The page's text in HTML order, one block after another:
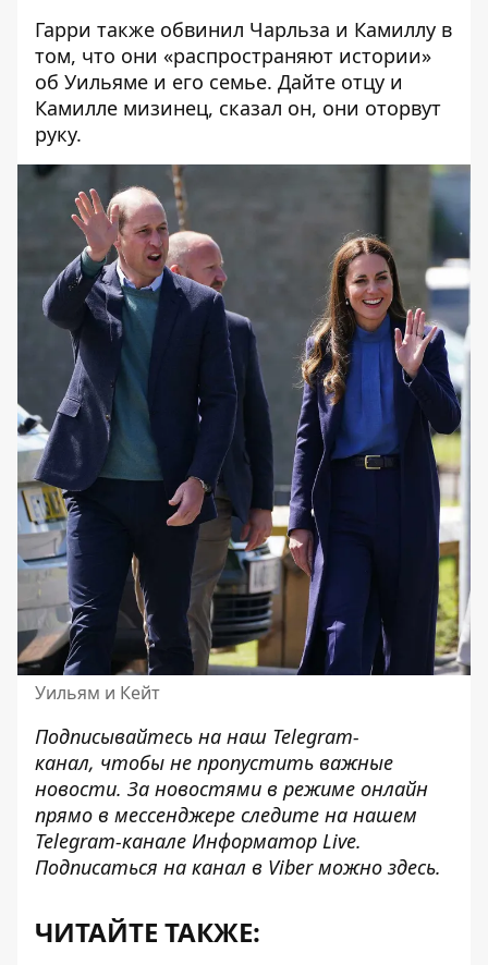
Гарри также обвинил Чарльза и Камиллу в
том, что они «распространяют истории»
об Уильяме и его семье. Дайте отцу и
Камилле мизинец, сказал он, они оторвут
руку.
Уильям и Кейт
Подписывайтесь на наш Telegram-
канал, чтобы не пропустить важные
новости. За новостями в режиме онлайн
прямо в мессенджере следите на нашем
Telegram-канале Информатор Live.
Подписаться на канал в Viber можно здесь.
ЧИТАЙТЕ ТАКЖЕ: